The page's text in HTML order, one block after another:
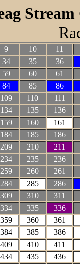
9 10 11
34
35 36
59
60 61
84
85 86
109
110 111
134
135 136
159
160 161
184
185 186
209
210 211
234
235 236
259
260 261
284
285 286
309
310 311
334
335 336
359
360 361
384
385 386
409
410 411
434
435 436